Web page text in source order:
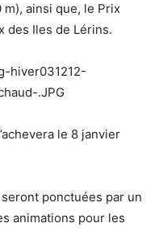
ainsi que, le Prix
des Iles de Lérins.
le 8 janvier
ponctuées par un
animations pour les